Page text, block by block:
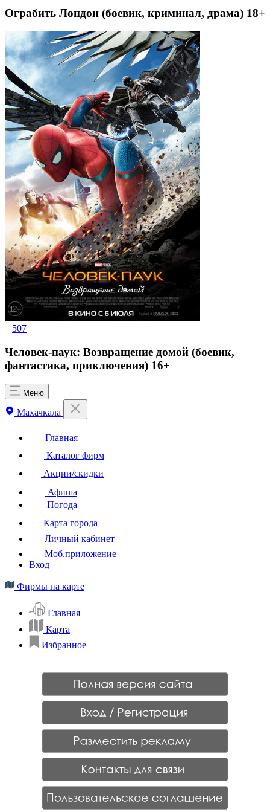
Ограбить Лондон (боевик, криминал, драма) 18+
507
Человек-паук: Возвращение домой (боевик,
фантастика, приключения) 16+
Меню
Махачкала
Главная
Каталог фирм
Акции/скидки
Афиша
Погода
Карта города
Личный кабинет
Моб.приложение
Вход
Фирмы на карте
Главная
Карта
Избранное